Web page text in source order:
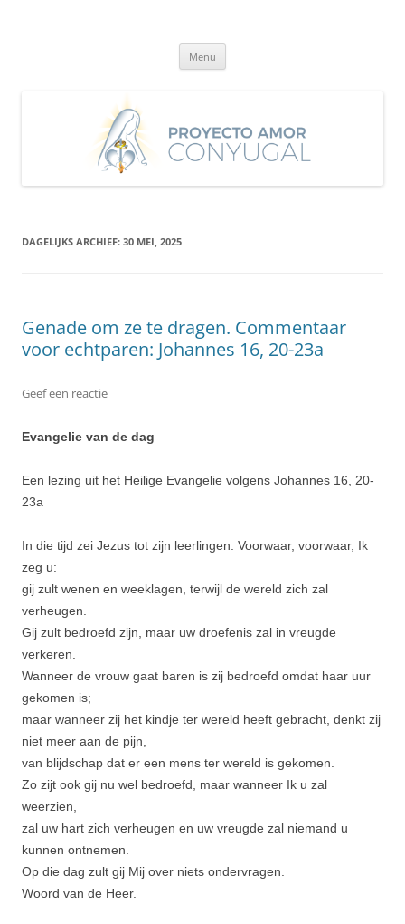
Menu
DAGELIJKS ARCHIEF: 30 MEI, 2025
Genade om ze te dragen. Commentaar
voor echtparen: Johannes 16, 20-23a
Geef een reactie
Evangelie van de dag
Een lezing uit het Heilige Evangelie volgens Johannes 16, 20-
23a
In die tijd zei Jezus tot zijn leerlingen: Voorwaar, voorwaar, Ik
zeg u:
gij zult wenen en weeklagen, terwijl de wereld zich zal
verheugen.
Gij zult bedroefd zijn, maar uw droefenis zal in vreugde
verkeren.
Wanneer de vrouw gaat baren is zij bedroefd omdat haar uur
gekomen is;
maar wanneer zij het kindje ter wereld heeft gebracht, denkt zij
niet meer aan de pijn,
van blijdschap dat er een mens ter wereld is gekomen.
Zo zijt ook gij nu wel bedroefd, maar wanneer Ik u zal
weerzien,
zal uw hart zich verheugen en uw vreugde zal niemand u
kunnen ontnemen.
Op die dag zult gij Mij over niets ondervragen.
Woord van de Heer.